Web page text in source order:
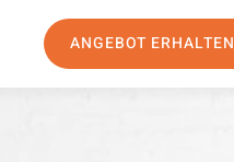
ANGEBOT ERHALTEN